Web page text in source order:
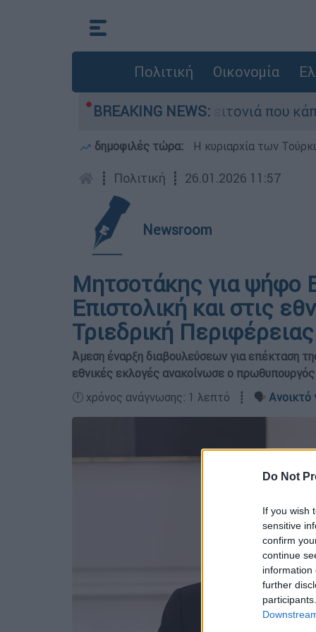
Do Not
If you wish
sensitive
confirm
continue
information
further
Πολιτική Οικονομία
BREAKING NEWS:
τη μεγάλη φωτιά τη γειτονιά που κάποτε
δημοφιλές τώρα: Η κυριαρχία των
┋ Πολιτική ┋ 26.01.2026 11:57
Newsroom
Μητσοτάκης για ψήφο
Επιστολική και στις
Τριεδρική
Άμεση έναρξη διαβουλεύσεων για επέκταση
εθνικές εκλογές ανακοίνωσε ο πρωθυπουργός
🕛 χρόνος ανάγνωσης: 1 λεπτό ┋ 🗣️ Ανοικτό